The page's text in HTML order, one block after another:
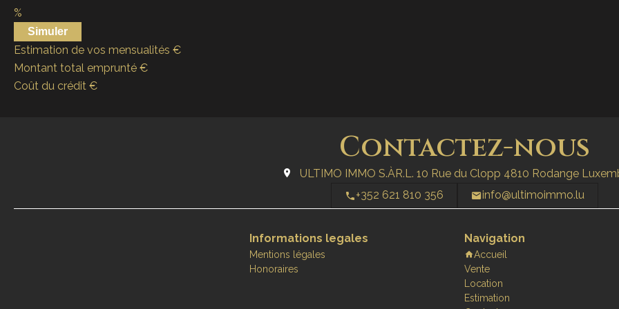
%
Simuler
Estimation de vos mensualités €
Montant total emprunté €
Coût du crédit €
Contactez-nous
ULTIMO IMMO S.ÀR.L. 10 Rue du Clopp 4810 Rodange
+352 621 810 356
info@ultimoimmo.lu
Informations legales
Mentions légales
Honoraires
Navigation
Accueil
Vente
Location
Estimation